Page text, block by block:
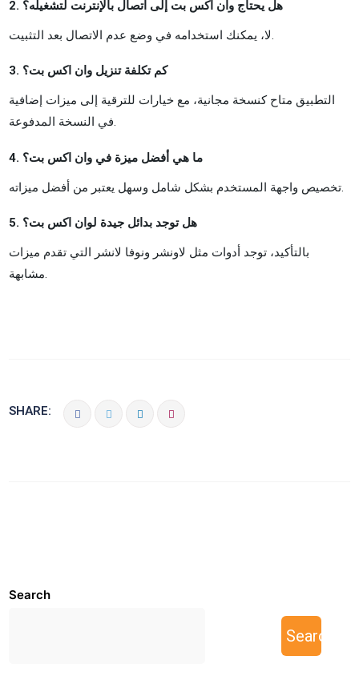
2. هل يحتاج وان اكس بت إلى اتصال بالإنترنت لتشغيله؟
3. كم تكلفة تنزيل وان اكس بت؟
التطبيق متاح كنسخة مجانية، مع خيارات للترقية إلى ميزات إضافية
في النسخة المدفوعة.
4. ما هي أفضل ميزة في وان اكس بت؟
5. هل توجد بدائل جيدة لوان اكس بت؟
بالتأكيد، توجد أدوات مثل لاونشر ونوفا لانشر التي تقدم ميزات
مشابهة.
SHARE:
Search
Search